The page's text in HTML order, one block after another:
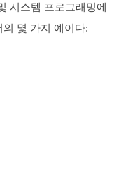
시스템 프로그래밍에
몇 가지 예이다: